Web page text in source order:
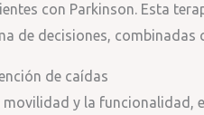
con Parkinson. Esta
de decisiones, combinadas
de caídas
y la funcionalidad,